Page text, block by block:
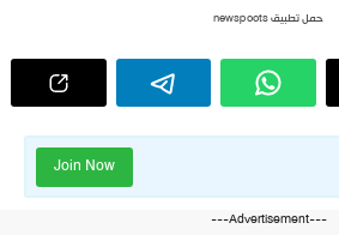
حمل تطبيق newspoots
Join Now
---Advertisement---